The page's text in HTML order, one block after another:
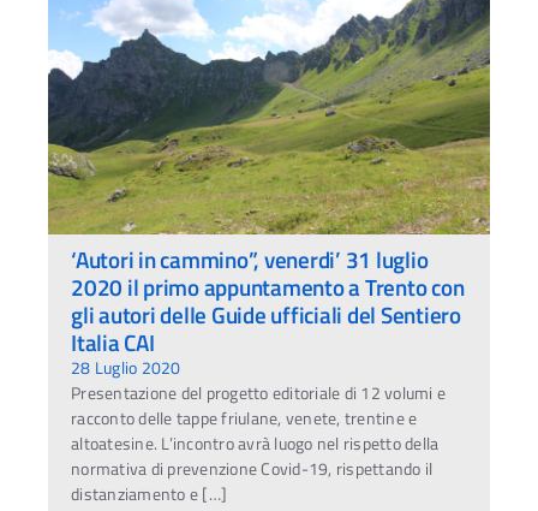
‘Autori in cammino”, venerdi’ 31 luglio
2020 il primo appuntamento a Trento con
gli autori delle Guide ufficiali del Sentiero
Italia CAI
28 Luglio 2020
Presentazione del progetto editoriale di 12 volumi e
racconto delle tappe friulane, venete, trentine e
altoatesine. L’incontro avrà luogo nel rispetto della
normativa di prevenzione Covid-19, rispettando il
distanziamento e […]